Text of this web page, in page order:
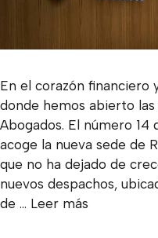
En el corazón financiero
donde hemos abierto las
Abogados. El número 14
acoge la nueva sede de
que no ha dejado de
nuevos despachos,
de … Leer más